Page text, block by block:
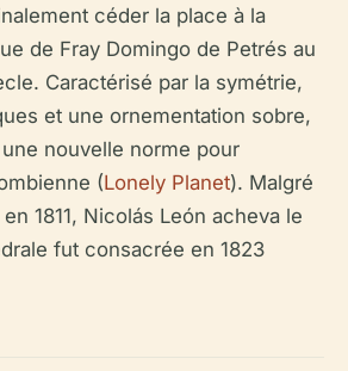
céder la place à la
de Fray Domingo de Petrés au
Caractérisé par la symétrie,
et une ornementation sobre,
nouvelle norme pour
(Lonely Planet). Malgré
1811, Nicolás León acheva le
fut consacrée en 1823